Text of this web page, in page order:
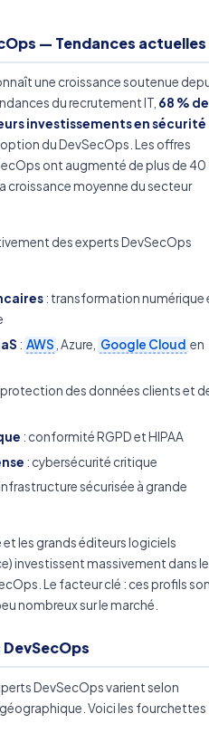
— Tendances actuelles
une croissance soutenue
du recrutement IT, 68 %
investissements en sécurité
du DevSecOps. Les offres
ont augmenté de plus de 40
croissance moyenne du secteur
des experts DevSecOps
: transformation numérique
: AWS , Azure, Google Cloud en
protection des données clients et
: conformité RGPD et HIPAA
: cybersécurité critique
sécurisée à grande
les grands éditeurs logiciels
investissent massivement dans le
Le facteur clé : ces profils
nombreux sur le marché.
DevSecOps varient selon
Voici les fourchettes